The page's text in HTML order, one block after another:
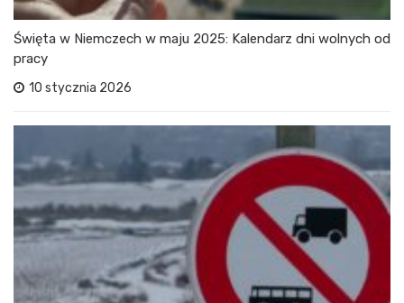
Święta w Niemczech w maju 2025: Kalendarz dni wolnych od
pracy
10 stycznia 2026